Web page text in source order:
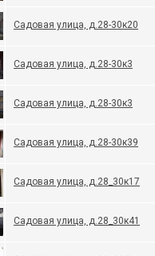
Садовая улица, д.28-30к20
Садовая улица, д.28-30к3
Садовая улица, д.28-30к3
Садовая улица, д.28-30к39
Садовая улица, д.28_30к17
Садовая улица, д.28_30к41